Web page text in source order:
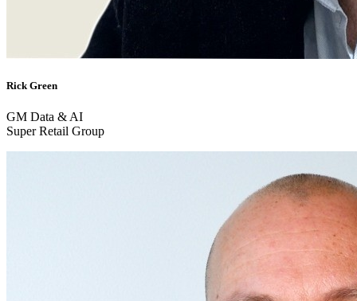
Rick Green
GM Data & AI
Super Retail Group